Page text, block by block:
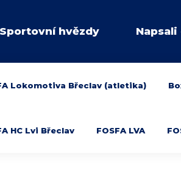
Sportovní hvězdy Napsali
Lokomotiva Břeclav (atletika)
HC Lvi Břeclav FOSFA LVA